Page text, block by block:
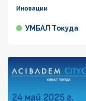
Иновации
УМБАЛ Токуда